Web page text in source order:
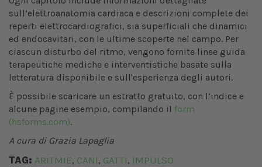
sull’elettroanatomia cardiaca e descrizioni complete dei
reperti elettrocardiografici, sia superficiali che dinamici
ed endocavitari, con le ultime scoperte nel campo. Per
ciascun disturbo del ritmo, vengono fornite linee guida
terapeutiche mediche e interventistiche basate sulla
letteratura disponibile e sull'esperienza degli autori.
È possibile scaricare un estratto gratuito, con l’indice e
alcune pagine esempio, compilando il form
(hsforms.com).
A cura di Grazia Lapaglia
TAG: ARITMIE, CANI, GATTI, IMPULSO